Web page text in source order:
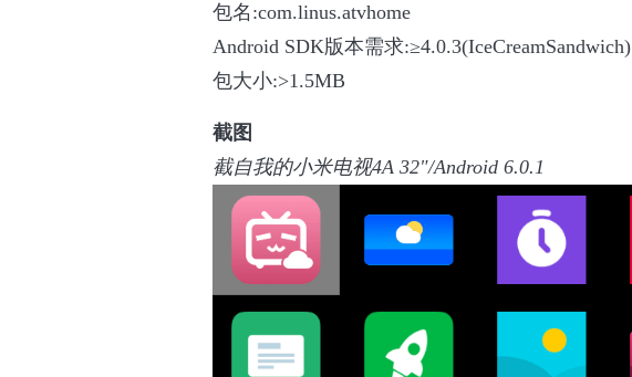
包名:com.linus.atvhome
Android SDK版本需求:≥4.0.3(IceCreamSandwich)
包大小:>1.5MB
截图
截自我的小米电视4A 32"/Android 6.0.1